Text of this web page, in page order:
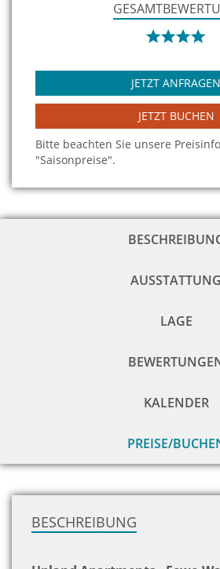
JETZT ANFRAGEN
JETZT BUCHEN
Bitte beachten Sie unsere
"Saisonpreise".
AUSSTATTUNG
LAGE
KALENDER
PREISE/
BESCHREIBUNG